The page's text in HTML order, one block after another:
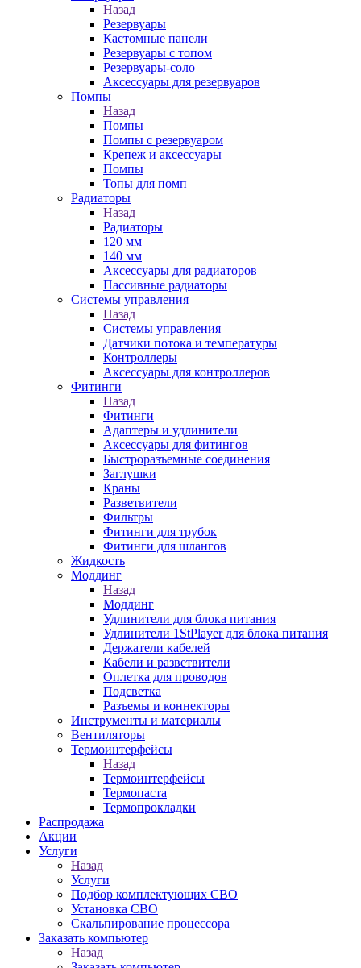
Назад
Резервуары
Кастомные панели
Резервуары с топом
Резервуары-соло
Аксессуары для резервуаров
Помпы
Назад
Помпы
Помпы с резервуаром
Крепеж и аксессуары
Помпы
Топы для помп
Радиаторы
Назад
Радиаторы
120 мм
140 мм
Аксессуары для радиаторов
Пассивные радиаторы
Системы управления
Назад
Системы управления
Датчики потока и температуры
Контроллеры
Аксессуары для контроллеров
Фитинги
Назад
Фитинги
Адаптеры и удлинители
Аксессуары для фитингов
Быстроразъемные соединения
Заглушки
Краны
Разветвители
Фильтры
Фитинги для трубок
Фитинги для шлангов
Жидкость
Моддинг
Назад
Моддинг
Удлинители для блока питания
Удлинители 1StPlayer для блока питания
Держатели кабелей
Кабели и разветвители
Оплетка для проводов
Подсветка
Разъемы и коннекторы
Инструменты и материалы
Вентиляторы
Термоинтерфейсы
Назад
Термоинтерфейсы
Термопаста
Термопрокладки
Распродажа
Акции
Услуги
Назад
Услуги
Подбор комплектующих СВО
Установка СВО
Скальпирование процессора
Заказать компьютер
Назад